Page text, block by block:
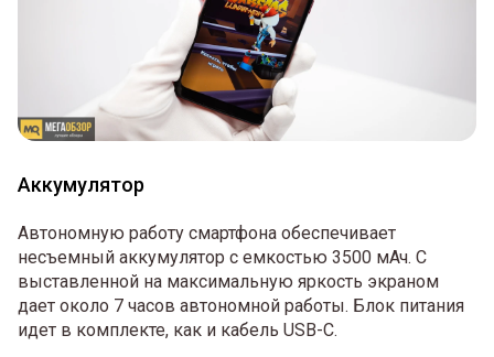
Аккумулятор
Автономную работу смартфона обеспечивает
несъемный аккумулятор с емкостью 3500 мАч. С
выставленной на максимальную яркость экраном
дает около 7 часов автономной работы. Блок питания
идет в комплекте, как и кабель USB-C.